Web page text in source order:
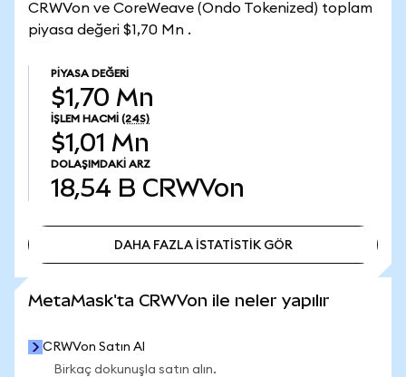
CRWVon ve CoreWeave (Ondo Tokenized) toplam
piyasa değeri $1,70 Mn .
PIYASA DEĞERI
$1,70 Mn
İŞLEM HACMI (24S)
$1,01 Mn
DOLAŞIMDAKI ARZ
18,54 B CRWVon
DAHA FAZLA İSTATİSTİK GÖR
MetaMask'ta CRWVon ile neler yapılır
CRWVon Satın Al
Birkaç dokunuşla satın alın.